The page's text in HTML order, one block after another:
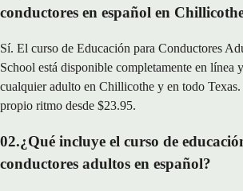
conductores en español en
Sí. El curso de Educación para Conductores
School está disponible completamente en línea
cualquier adulto en Chillicothe y en todo
propio ritmo desde $23.95.
02.¿Qué incluye el curso de
conductores adultos en español?